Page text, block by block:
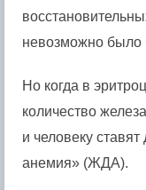
невозможно было
Но когда в
количество
и человеку
анемия» (ЖДА).